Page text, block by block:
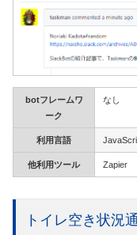
botフレームワ
ーク
なし
利用言語
他利用ツール Zapier
トイレ空き状況